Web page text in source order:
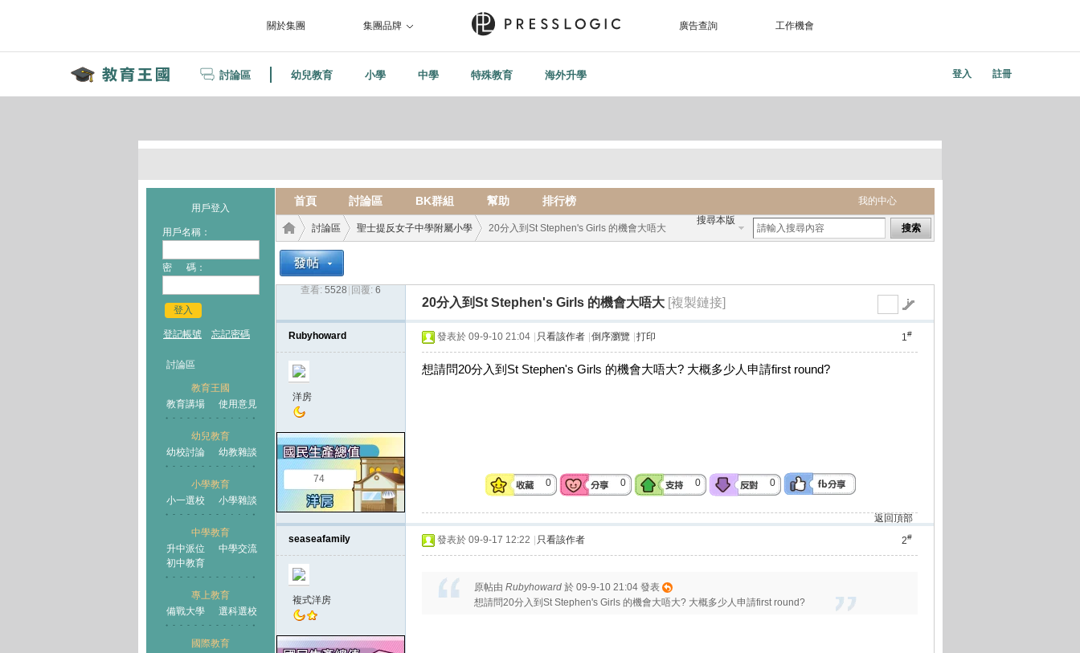
關於集團 集團品牌 廣告查詢 工作機會
討論區 幼兒教育 小學 中學 特殊教育 海外升學 登入 註冊
用戶登入
用戶名稱：
密 碼：
登入
登記帳號 忘記密碼
討論區
教育王國
教育講場
使用意見
幼兒教育
幼校討論
幼教雜談
小學教育
小一選校
小學雜談
中學教育
升中派位
中學交流
初中教育
專上教育
備戰大學
選科選校
國際教育
我的中心
首頁 討論區 BK群組 幫助 排行榜
搜尋本版
搜索
王國
討論區
›
聖士提反女子中學附屬小學
›
20分入到St Stephen's Girls 的機會大唔大
查看: 5528 回覆: 6
20分入到St Stephen's Girls 的機會大唔大 [複製鏈接]
Rubyhoward
洋房
74
1#
發表於 09-9-10 21:04 只看該作者 倒序瀏覽 打印
想請問20分入到St Stephen's Girls 的機會大唔大? 大概多少人申請first round?
0 0 0 0
返回頂部
seaseafamily
複式洋房
2#
發表於 09-9-17 12:22 只看該作者
原帖由 Rubyhoward 於 09-9-10 21:04 發表
想請問20分入到St Stephen's Girls 的機會大唔大? 大概多少人申請first round?